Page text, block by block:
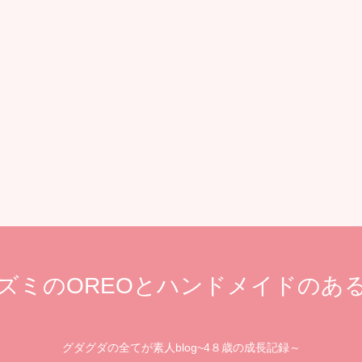
ミのOREOとハンドメイドのあ
グダグダの全てが素人blog~4８歳の成長記録～